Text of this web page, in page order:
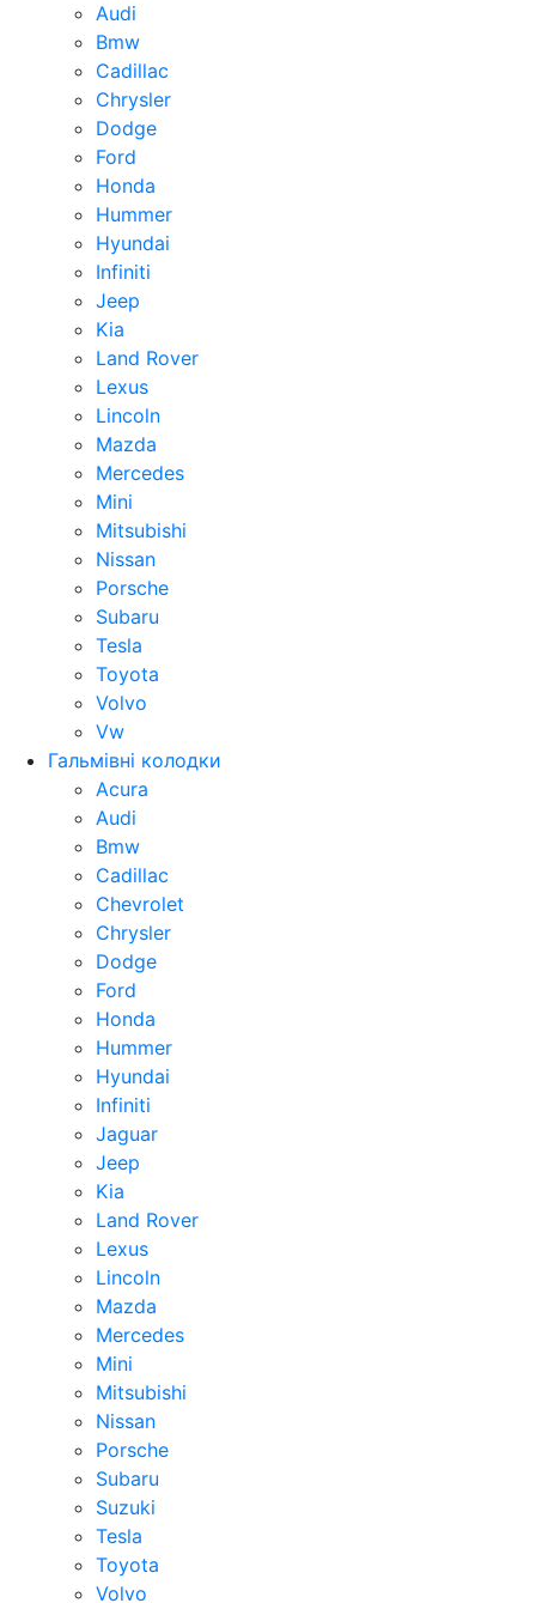
Audi
Bmw
Cadillac
Chrysler
Dodge
Ford
Honda
Hummer
Hyundai
Infiniti
Jeep
Kia
Land Rover
Lexus
Lincoln
Mazda
Mercedes
Mini
Mitsubishi
Nissan
Porsche
Subaru
Tesla
Toyota
Volvo
Vw
Гальмівні колодки
Acura
Audi
Bmw
Cadillac
Chevrolet
Chrysler
Dodge
Ford
Honda
Hummer
Hyundai
Infiniti
Jaguar
Jeep
Kia
Land Rover
Lexus
Lincoln
Mazda
Mercedes
Mini
Mitsubishi
Nissan
Porsche
Subaru
Suzuki
Tesla
Toyota
Volvo